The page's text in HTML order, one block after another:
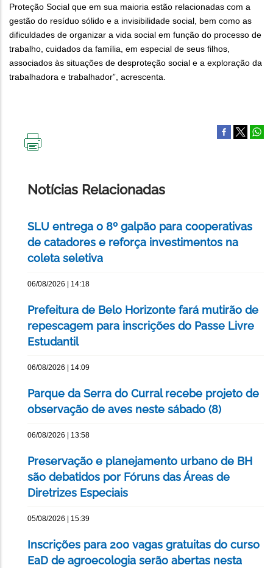
Proteção Social que em sua maioria estão relacionadas com a
gestão do resíduo sólido e a invisibilidade social, bem como as
dificuldades de organizar a vida social em função do processo de
trabalho, cuidados da família, em especial de seus filhos,
associados às situações de desproteção social e a exploração da
trabalhadora e trabalhador”, acrescenta.
Notícias Relacionadas
SLU entrega o 8º galpão para cooperativas
de catadores e reforça investimentos na
coleta seletiva
06/08/2026 | 14:18
Prefeitura de Belo Horizonte fará mutirão de
repescagem para inscrições do Passe Livre
Estudantil
06/08/2026 | 14:09
Parque da Serra do Curral recebe projeto de
observação de aves neste sábado (8)
06/08/2026 | 13:58
Preservação e planejamento urbano de BH
são debatidos por Fóruns das Áreas de
Diretrizes Especiais
05/08/2026 | 15:39
Inscrições para 200 vagas gratuitas do curso
EaD de agroecologia serão abertas nesta